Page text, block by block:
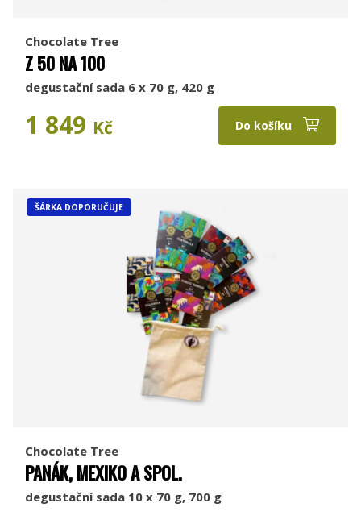
Chocolate Tree
Z 50 NA 100
degustační sada 6 x 70 g, 420 g
1 849 Kč Do košíku
ŠÁRKA DOPORUČUJE
Chocolate Tree
PANÁK, MEXIKO A SPOL.
degustační sada 10 x 70 g, 700 g